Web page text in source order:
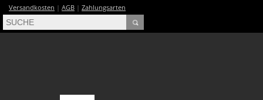
Versandkosten | AGB | Zahlungsarten